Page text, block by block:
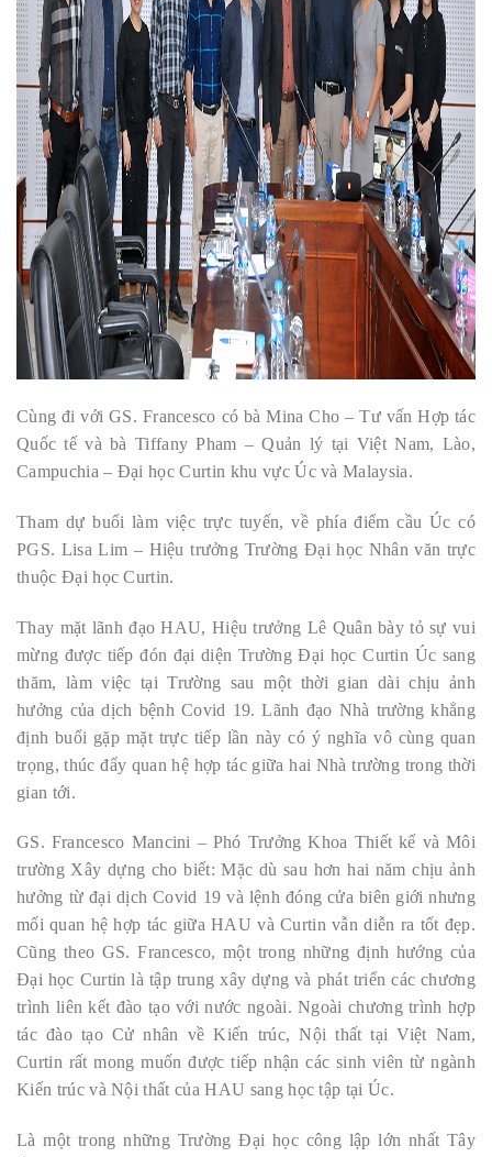
Cùng đi với GS. Francesco có bà Mina Cho – Tư vấn Hợp tác
Quốc tế và bà Tiffany Pham – Quản lý tại Việt Nam, Lào,
Campuchia – Đại học Curtin khu vực Úc và Malaysia.
Tham dự buổi làm việc trực tuyến, về phía điểm cầu Úc có
PGS. Lisa Lim – Hiệu trưởng Trường Đại học Nhân văn trực
thuộc Đại học Curtin.
Thay mặt lãnh đạo HAU, Hiệu trưởng Lê Quân bày tỏ sự vui
mừng được tiếp đón đại diện Trường Đại học Curtin Úc sang
thăm, làm việc tại Trường sau một thời gian dài chịu ảnh
hưởng của dịch bệnh Covid 19. Lãnh đạo Nhà trường khẳng
định buổi gặp mặt trực tiếp lần này có ý nghĩa vô cùng quan
trọng, thúc đẩy quan hệ hợp tác giữa hai Nhà trường trong thời
gian tới.
GS. Francesco Mancini – Phó Trưởng Khoa Thiết kế và Môi
trường Xây dựng cho biết: Mặc dù sau hơn hai năm chịu ảnh
hưởng từ đại dịch Covid 19 và lệnh đóng cửa biên giới nhưng
mối quan hệ hợp tác giữa HAU và Curtin vẫn diễn ra tốt đẹp.
Cũng theo GS. Francesco, một trong những định hướng của
Đại học Curtin là tập trung xây dựng và phát triển các chương
trình liên kết đào tạo với nước ngoài. Ngoài chương trình hợp
tác đào tạo Cử nhân về Kiến trúc, Nội thất tại Việt Nam,
Curtin rất mong muốn được tiếp nhận các sinh viên từ ngành
Kiến trúc và Nội thất của HAU sang học tập tại Úc.
Là một trong những Trường Đại học công lập lớn nhất Tây